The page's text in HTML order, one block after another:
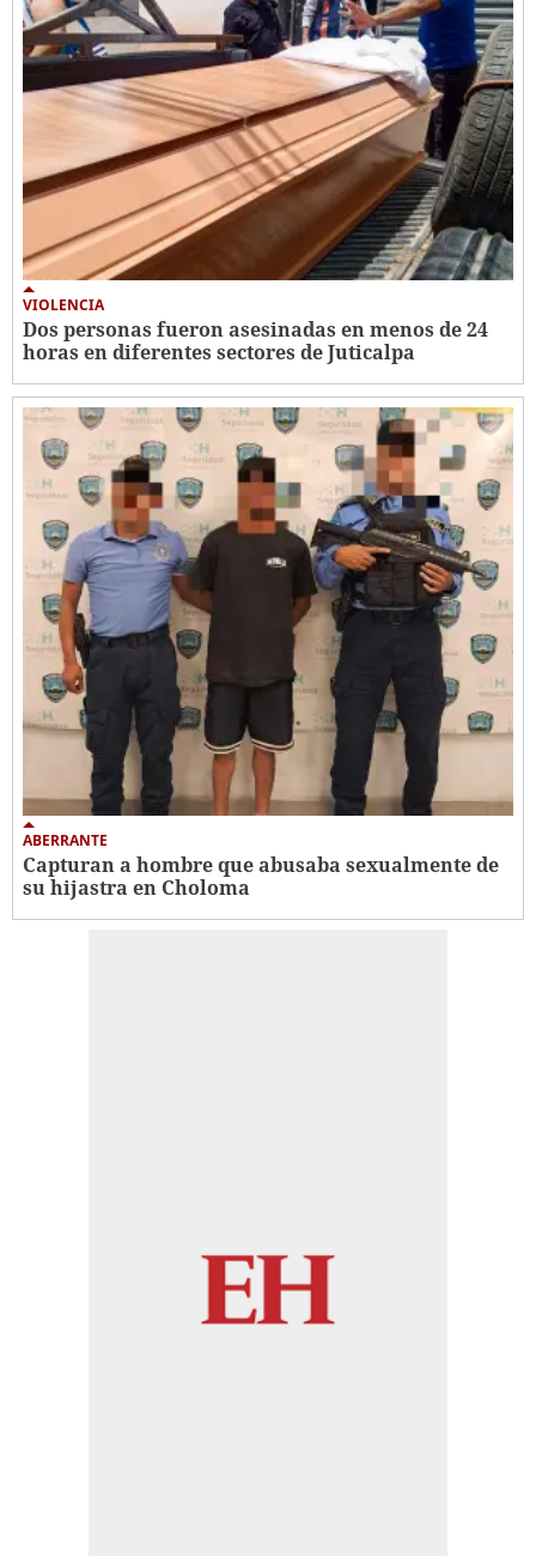
VIOLENCIA
Dos personas fueron asesinadas en menos de 24
horas en diferentes sectores de Juticalpa
ABERRANTE
Capturan a hombre que abusaba sexualmente de
su hijastra en Choloma